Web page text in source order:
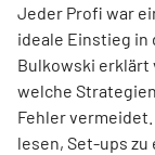
Jeder Profi war
ideale Einstieg in
Bulkowski
welche
Fehler
lesen, Set-ups